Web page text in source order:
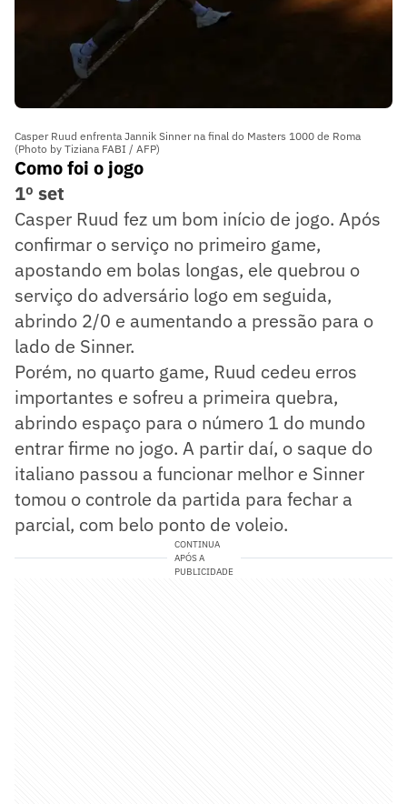
Casper Ruud enfrenta Jannik Sinner na final do Masters 1000 de Roma
(Photo by Tiziana FABI / AFP)
Como foi o jogo
1º set
Casper Ruud fez um bom início de jogo. Após
confirmar o serviço no primeiro game,
apostando em bolas longas, ele quebrou o
serviço do adversário logo em seguida,
abrindo 2/0 e aumentando a pressão para o
lado de Sinner.
Porém, no quarto game, Ruud cedeu erros
importantes e sofreu a primeira quebra,
abrindo espaço para o número 1 do mundo
entrar firme no jogo. A partir daí, o saque do
italiano passou a funcionar melhor e Sinner
tomou o controle da partida para fechar a
parcial, com belo ponto de voleio.
CONTINUA
APÓS A
PUBLICIDADE